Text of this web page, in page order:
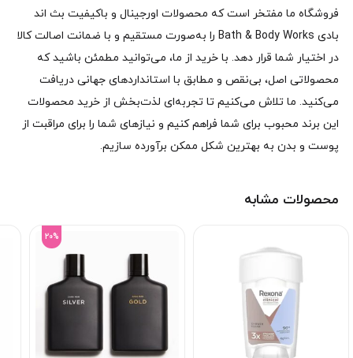
فروشگاه ما مفتخر است که محصولات اورجینال و باکیفیت بث اند
بادی Bath & Body Works را به‌صورت مستقیم و با ضمانت اصالت کالا
در اختیار شما قرار دهد. با خرید از ما، می‌توانید مطمئن باشید که
محصولاتی اصل، بی‌نقص و مطابق با استانداردهای جهانی دریافت
می‌کنید. ما تلاش می‌کنیم تا تجربه‌ای لذت‌بخش از خرید محصولات
این برند محبوب برای شما فراهم کنیم و نیازهای شما را برای مراقبت از
پوست و بدن به بهترین شکل ممکن برآورده سازیم.
محصولات مشابه
20%